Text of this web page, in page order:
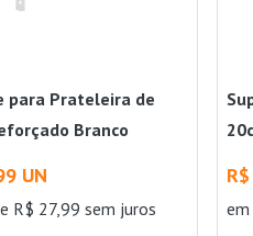
para Prateleira de
Branco
UN
R$ 27,99 sem juros